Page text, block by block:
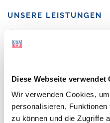
Diese Webseite verwendet
Wir verwenden Cookies,
personalisieren,
zu können und die Zugriffe
UNSERE LEISTUNGEN
Literatur
Streitlöserliste-alt
Mitglied oder Streitlöser
MEHR ZUM THEMA …